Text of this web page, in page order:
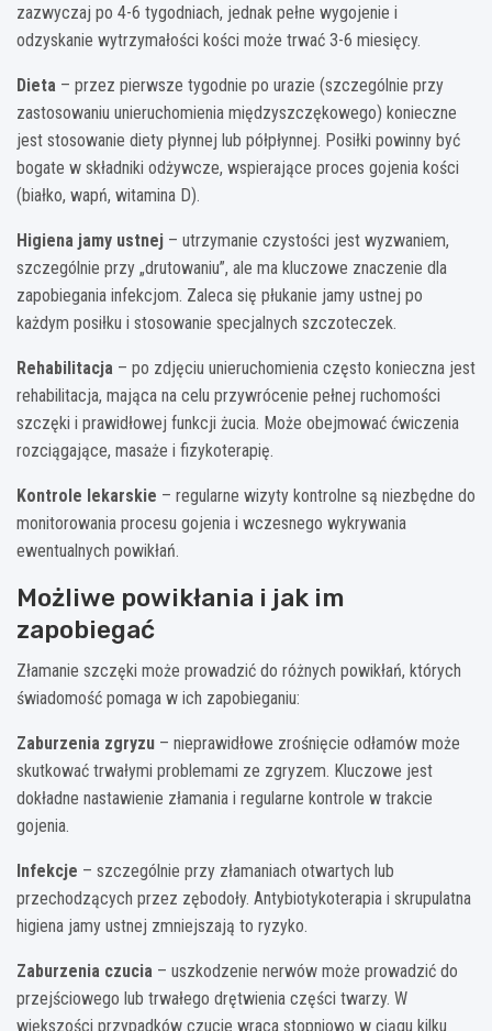
zazwyczaj po 4-6 tygodniach, jednak pełne wygojenie i
odzyskanie wytrzymałości kości może trwać 3-6 miesięcy.
Dieta – przez pierwsze tygodnie po urazie (szczególnie przy
zastosowaniu unieruchomienia międzyszczękowego) konieczne
jest stosowanie diety płynnej lub półpłynnej. Posiłki powinny być
bogate w składniki odżywcze, wspierające proces gojenia kości
(białko, wapń, witamina D).
Higiena jamy ustnej – utrzymanie czystości jest wyzwaniem,
szczególnie przy „drutowaniu”, ale ma kluczowe znaczenie dla
zapobiegania infekcjom. Zaleca się płukanie jamy ustnej po
każdym posiłku i stosowanie specjalnych szczoteczek.
Rehabilitacja – po zdjęciu unieruchomienia często konieczna jest
rehabilitacja, mająca na celu przywrócenie pełnej ruchomości
szczęki i prawidłowej funkcji żucia. Może obejmować ćwiczenia
rozciągające, masaże i fizykoterapię.
Kontrole lekarskie – regularne wizyty kontrolne są niezbędne do
monitorowania procesu gojenia i wczesnego wykrywania
ewentualnych powikłań.
Możliwe powikłania i jak im
zapobiegać
Złamanie szczęki może prowadzić do różnych powikłań, których
świadomość pomaga w ich zapobieganiu:
Zaburzenia zgryzu – nieprawidłowe zrośnięcie odłamów może
skutkować trwałymi problemami ze zgryzem. Kluczowe jest
dokładne nastawienie złamania i regularne kontrole w trakcie
gojenia.
Infekcje – szczególnie przy złamaniach otwartych lub
przechodzących przez zębodoły. Antybiotykoterapia i skrupulatna
higiena jamy ustnej zmniejszają to ryzyko.
Zaburzenia czucia – uszkodzenie nerwów może prowadzić do
przejściowego lub trwałego drętwienia części twarzy. W
większości przypadków czucie wraca stopniowo w ciągu kilku